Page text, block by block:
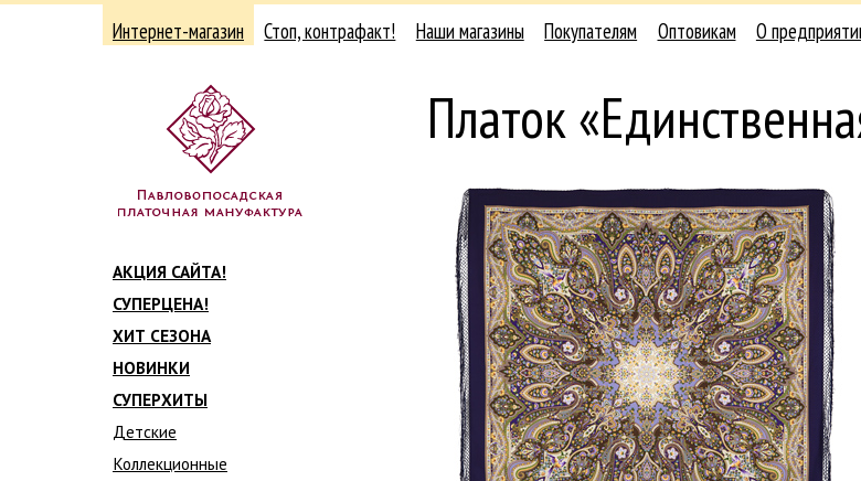
Интернет-магазин Стоп, контрафакт! Наши магазины Покупателям Оптовикам О
АКЦИЯ САЙТА!
СУПЕРЦЕНА!
ХИТ СЕЗОНА
НОВИНКИ
СУПЕРХИТЫ
Детские
Коллекционные
Платок